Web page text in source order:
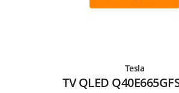
Tesla
TV QLED